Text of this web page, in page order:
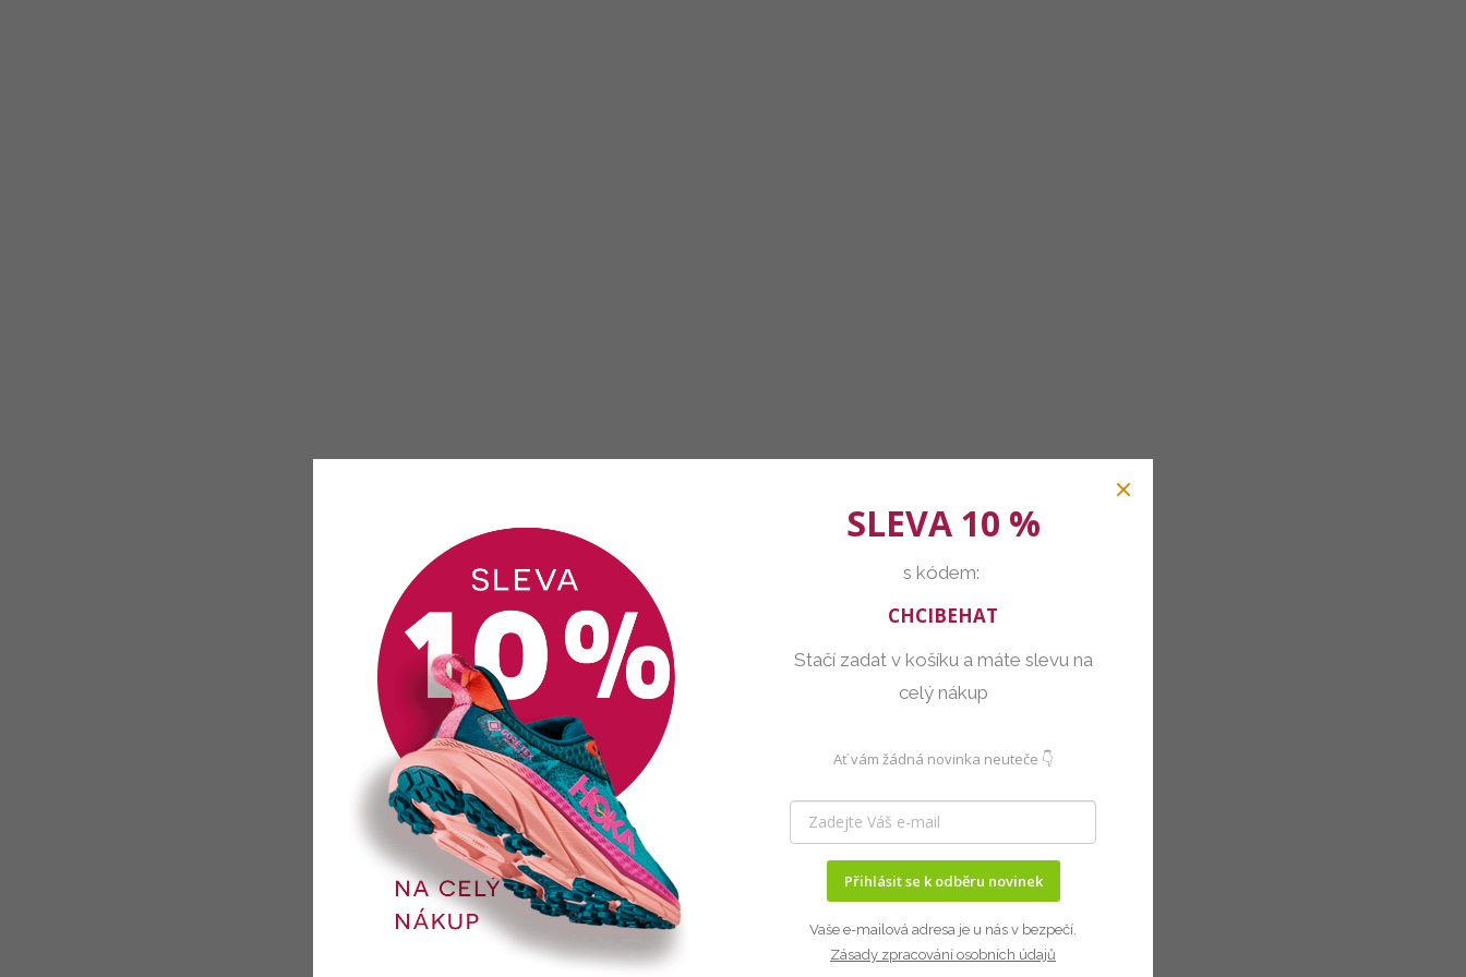
SLEVA 10 %
s kódem:
CHCIBEHAT
Stačí zadat v košíku a máte slevu na
celý nákup
Ať vám žádná novinka neuteče 👇
Přihlásit se k odběru novinek
Vaše e-mailová adresa je u nás v bezpečí.
Zásady zpracování osobních údajů